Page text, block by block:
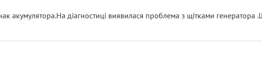
акумулятора.На діагностиці виявилася проблема з щітками